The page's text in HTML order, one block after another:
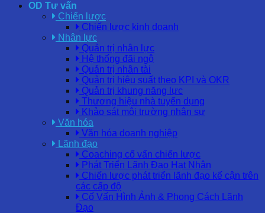
OD Tư vấn
Chiến lược
Chiến lược kinh doanh
Nhân lực
Quản trị nhân lực
Hệ thống đãi ngộ
Quản trị nhân tài
Quản trị hiệu suất theo KPI và OKR
Quản trị khung năng lực
Thương hiệu nhà tuyển dụng
Khảo sát môi trường nhân sự
Văn hóa
Văn hóa doanh nghiệp
Lãnh đạo
Coaching cố vấn chiến lược
Phát Triển Lãnh Đạo Hạt Nhân
Chiến lược phát triển lãnh đạo kế cận trên
các cấp độ
Cố Vấn Hình Ảnh & Phong Cách Lãnh
Đạo